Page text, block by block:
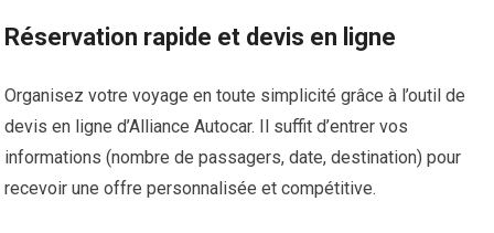
Réservation rapide et devis en ligne
Organisez votre voyage en toute simplicité grâce à l’outil de
devis en ligne d’Alliance Autocar. Il suffit d’entrer vos
informations (nombre de passagers, date, destination) pour
recevoir une offre personnalisée et compétitive.